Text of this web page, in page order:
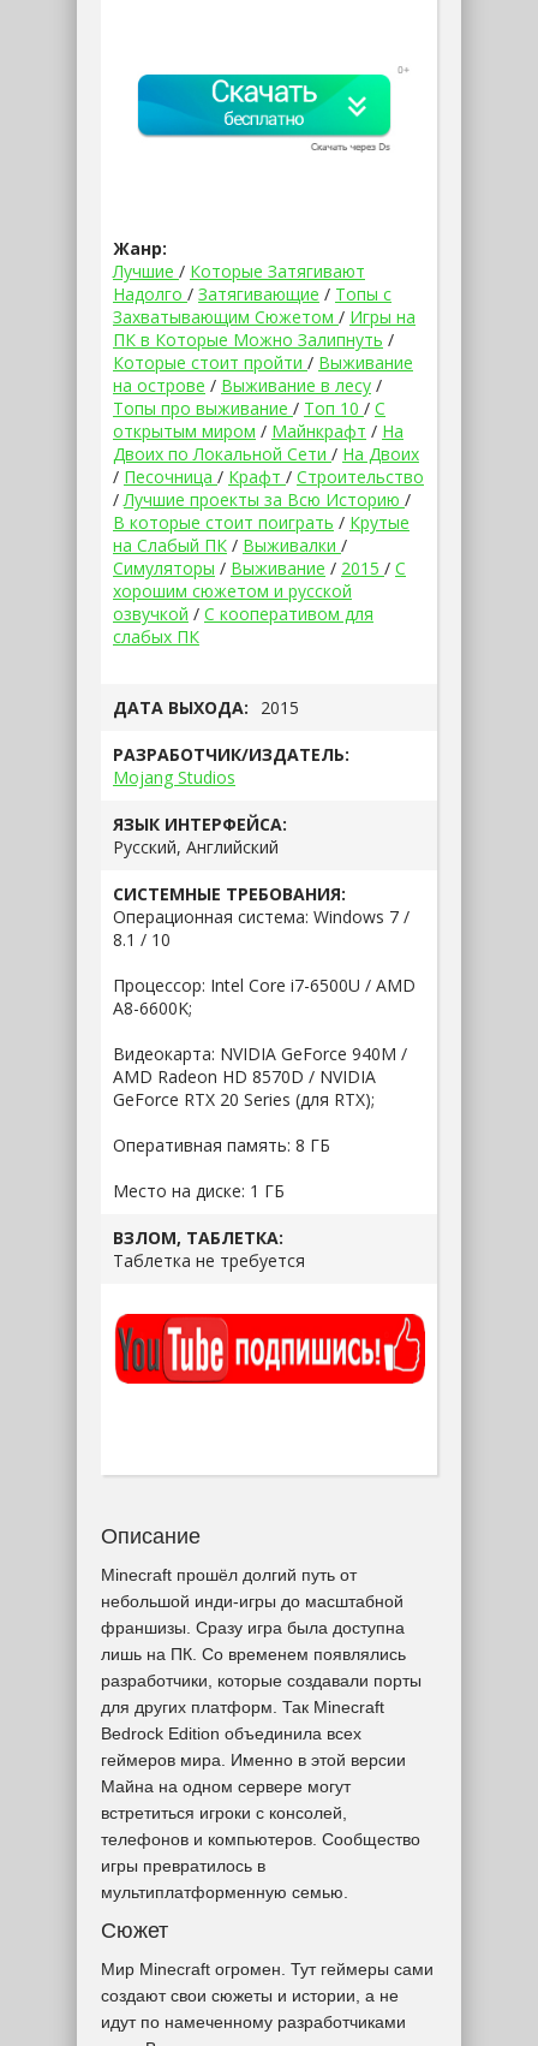
ДАТА ВЫХОДА: 2015
РАЗРАБОТЧИК/ИЗДАТЕЛЬ:
Mojang Studios
ЯЗЫК ИНТЕРФЕЙСА:
Русский, Английский
СИСТЕМНЫЕ ТРЕБОВАНИЯ:
Операционная система: Windows 7 /
8.1 / 10
Процессор: Intel Core i7-6500U / AMD
A8-6600K;
Видеокарта: NVIDIA GeForce 940M /
AMD Radeon HD 8570D / NVIDIA
GeForce RTX 20 Series (для RTX);
Оперативная память: 8 ГБ
Место на диске: 1 ГБ
ВЗЛОМ, ТАБЛЕТКА:
Таблетка не требуется
Жанр:
Лучшие / Которые Затягивают
Надолго / Затягивающие / Топы с
Захватывающим Сюжетом / Игры на
ПК в Которые Можно Залипнуть /
Которые стоит пройти / Выживание
на острове / Выживание в лесу /
Топы про выживание / Топ 10 / С
открытым миром / Майнкрафт / На
Двоих по Локальной Сети / На Двоих
/ Песочница / Крафт / Строительство
/Лучшие проекты за Всю Историю /
В которые стоит поиграть / Крутые
на Слабый ПК / Выживалки /
Симуляторы / Выживание / 2015 / С
хорошим сюжетом и русской
озвучкой / С кооперативом для
слабых ПК
Описание
Minecraft прошёл долгий путь от
небольшой инди-игры до масштабной
франшизы. Сразу игра была доступна
лишь на ПК. Со временем появлялись
разработчики, которые создавали порты
для других платформ. Так Minecraft
Bedrock Edition объединила всех
геймеров мира. Именно в этой версии
Майна на одном сервере могут
встретиться игроки с консолей,
телефонов и компьютеров. Сообщество
игры превратилось в
мультиплатформенную семью.
Сюжет
Мир Minecraft огромен. Тут геймеры сами
создают свои сюжеты и истории, а не
идут по намеченному разработчиками